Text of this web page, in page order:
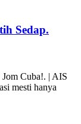
Sedap.
Cuba!. | AIS
mesti hanya